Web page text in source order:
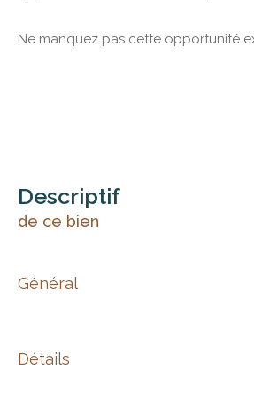
Ne manquez pas cette opportunité
descriptif
de ce bien
Général
Détails